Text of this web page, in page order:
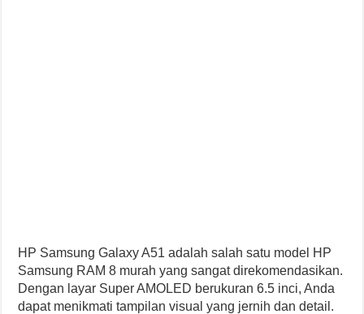
HP Samsung Galaxy A51 adalah salah satu model HP
Samsung RAM 8 murah yang sangat direkomendasikan.
Dengan layar Super AMOLED berukuran 6.5 inci, Anda
dapat menikmati tampilan visual yang jernih dan detail.